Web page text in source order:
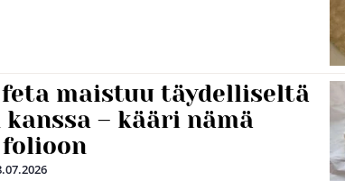
maistuu täydelliseltä
– kääri nämä